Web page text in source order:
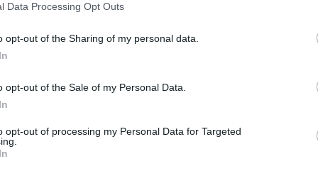
Data Processing Opt Outs
opt-out of the Sharing of my personal data.
opt-out of the Sale of my Personal Data.
opt-out of processing my Personal Data for Targeted